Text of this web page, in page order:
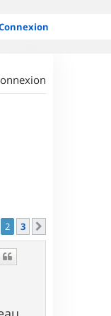
2 3